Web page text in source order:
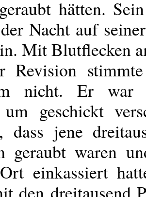
hätten.
Nacht auf
Mit Blutflecken
Revision
nicht. Er war
um geschickt
dass jene
geraubt waren
einkassiert
den dreitausend